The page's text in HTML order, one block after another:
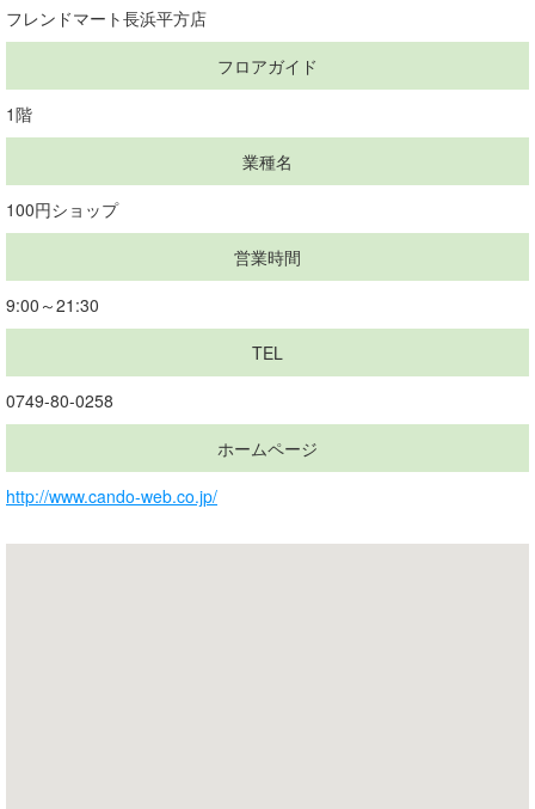
フレンドマート長浜平方店
フロアガイド
1階
業種名
100円ショップ
営業時間
9:00～21:30
TEL
0749-80-0258
ホームページ
http://www.cando-web.co.jp/